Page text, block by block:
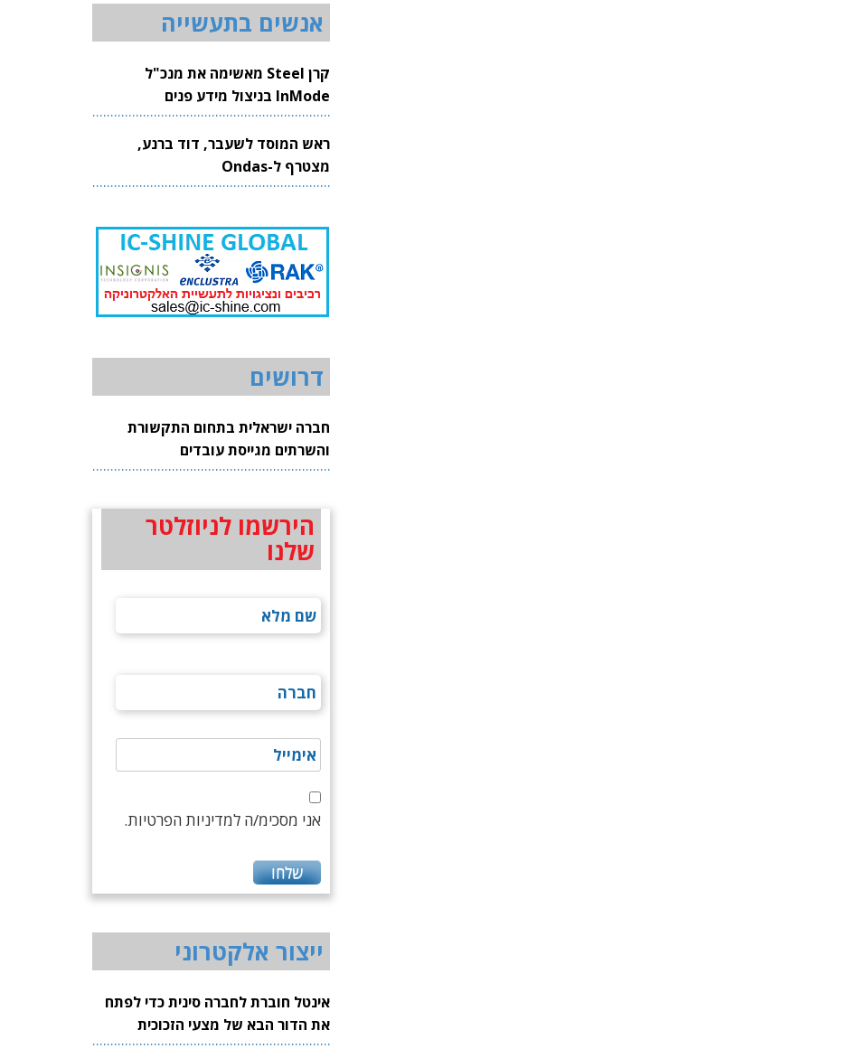
אנשים בתעשייה
קרן Steel מאשימה את מנכ"ל
InMode בניצול מידע פנים
ראש המוסד לשעבר, דוד ברנע,
מצטרף ל-Ondas
דרושים
חברה ישראלית בתחום התקשורת
והשרתים מגייסת עובדים
הירשמו לניוזלטר
שלנו
אני מסכימ/ה למדיניות הפרטיות.
ייצור אלקטרוני
אינטל חוברת לחברה סינית כדי לפתח
את הדור הבא של מצעי הזכוכית
לשבבים